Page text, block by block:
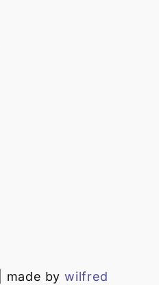
| made bywilfred